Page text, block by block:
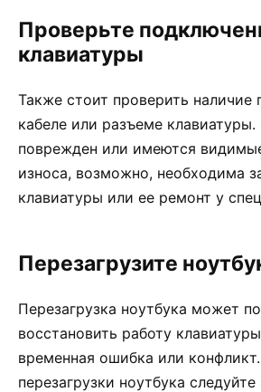
Проверьте
клавиатуры
Также стоит проверить наличие
кабеле или разъеме клавиатуры.
поврежден или имеются
износа, возможно, необходима
клавиатуры или ее ремонт у
Перезагрузите
Перезагрузка ноутбука может
восстановить работу
временная ошибка или
перезагрузки ноутбука